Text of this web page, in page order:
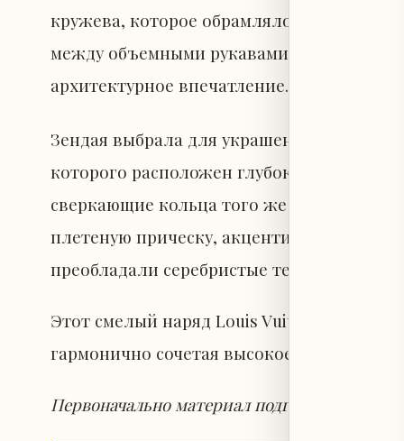
кружева, которое обрамляло плечи и
между объемными рукавами и стройным
архитектурное впечатление.
Зендая выбрала для украшения
которого расположен глубокий синий
сверкающие кольца того же бренда.
плетеную прическу, акцентируя
преобладали серебристые тени, стрелки,
Этот смелый наряд Louis Vuitton стал
гармонично сочетая высокое мастерство
Первоначально материал подготовила Виha